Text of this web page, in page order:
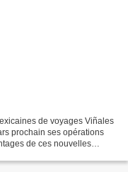
de voyages Viñales
prochain ses opérations
de ces nouvelles